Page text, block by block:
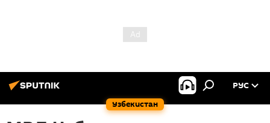
Узбекистан
РУС